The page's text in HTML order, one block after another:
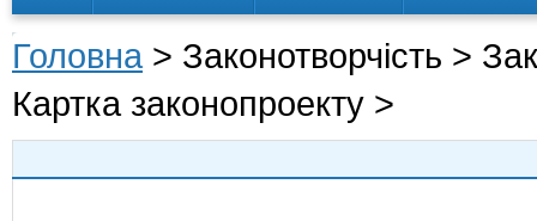
Головна > Законотворчість >
Картка законопроекту >